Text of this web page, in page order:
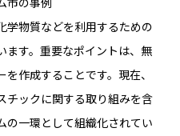
市の事例
学物質などを利用するための
ます。重要なポイントは、無
作成することです。現在、
チックに関する取り組みを含
の一環として組織化されてい